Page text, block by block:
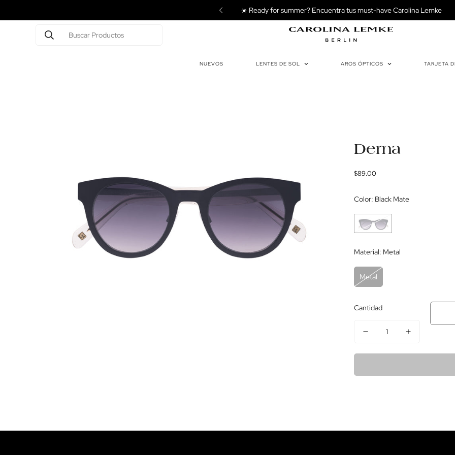
☀️ Ready for summer? Encuentra tus must-have Carolina Lemke
Buscar Productos
NUEVOS LENTES DE SOL AROS ÓPTICOS TARJETA
Derna
Precio
$89.00
Color: Black Mate
Material: Metal
Metal
Cantidad